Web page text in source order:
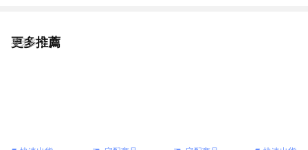
更多推薦
看更多